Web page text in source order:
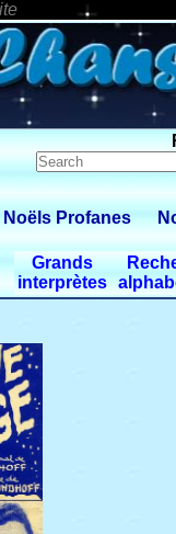
Noëls Profanes
Grands
interprètes